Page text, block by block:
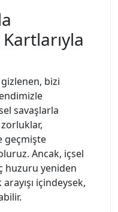
bizi
savaşlarla
zorluklar,
geçmişte
Ancak, içsel
huzuru yeniden
içindeysek,